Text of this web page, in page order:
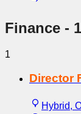
Finance -
1
Director
Hybrid,